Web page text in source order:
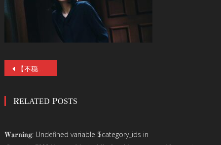
投
ナ
【不穏な場面写真11点】清水崇監督最新作『だぁれかさんとアソぼ?』7/24（金）公開！“絶対にやってはいけない遊び”を描く学園ホラー。鎮西寿々歌(FRUITS ZIPPER)映画単独初主演!
RELATED POSTS
Warning: Undefined variable $category_ids in